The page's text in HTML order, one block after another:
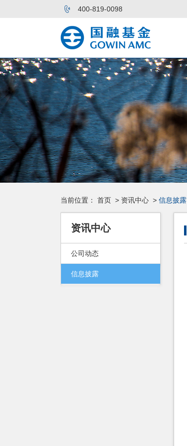
400-819-0098
当前位置： 首页 > 资讯中心 > 信息披露
资讯中心
公司动态
信息披露